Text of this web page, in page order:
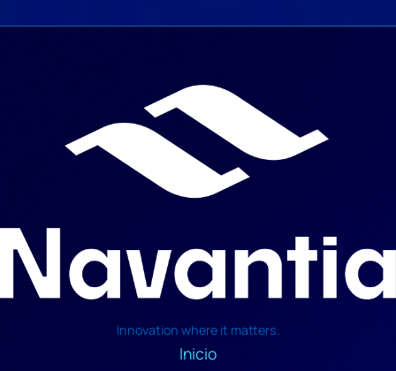
Innovation where it matters.
Inicio